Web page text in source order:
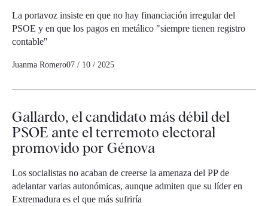
La portavoz insiste en que no hay financiación irregular del
PSOE y en que los pagos en metálico "siempre tienen registro
contable"
Juanma Romero07 / 10 / 2025
Gallardo, el candidato más débil del
PSOE ante el terremoto electoral
promovido por Génova
Los socialistas no acaban de creerse la amenaza del PP de
adelantar varias autonómicas, aunque admiten que su líder en
Extremadura es el que más sufriría